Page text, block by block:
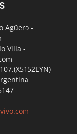
Agüero -
Villa -